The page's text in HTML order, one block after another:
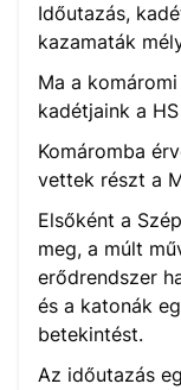
Időutazás,
kazamaták
Ma a
kadétjaink a
Komáromba
vettek részt a
Elsőként a
meg, a múlt
erődrendszer
és a katonák
betekintést.
Az időutazás